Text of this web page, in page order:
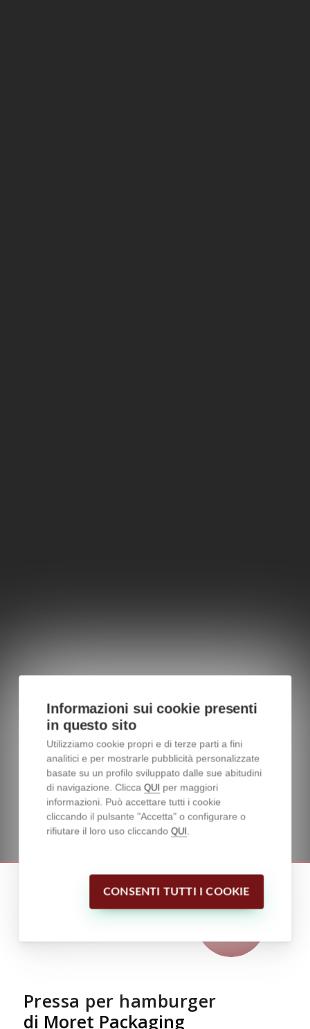
Pressa per hamburger
di Moret Packaging
Informazioni sui cookie presenti
in questo sito
Utilizziamo cookie propri e di terze parti a fini
analitici e per mostrarle pubblicità personalizzate
basate su un profilo sviluppato dalle sue abitudini
di navigazione. CliccaQUI per maggiori
informazioni. Può accettare tutti i cookie
cliccando il pulsante "Accetta" o configurare o
rifiutare il loro uso cliccandoQUI
CONSENTI TUTTI I COOKIE